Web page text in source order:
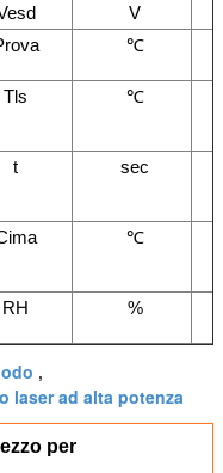
V
℃
Tls ℃
t sec
℃
RH %
,
laser ad alta potenza
per